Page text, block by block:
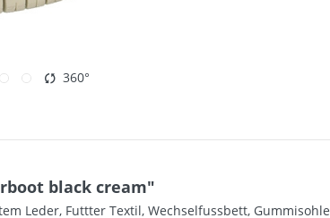
360°
black cream"
Leder, Futtter Textil, Wechselfussbett, Gummisohle